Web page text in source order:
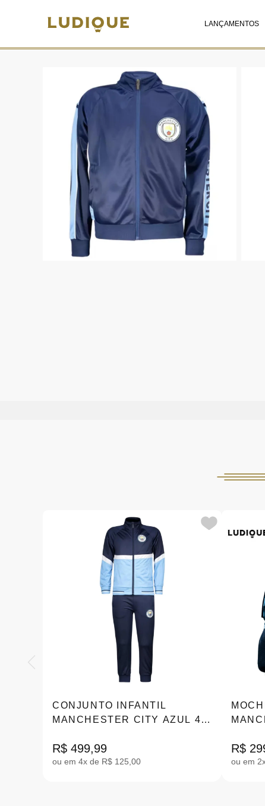
LANÇAMENTOS
CONJUNTO INFANTIL
MANCHESTER CITY AZUL 4-
R$ 499,99
ou em 4x de R$ 125,00
R$
ou em